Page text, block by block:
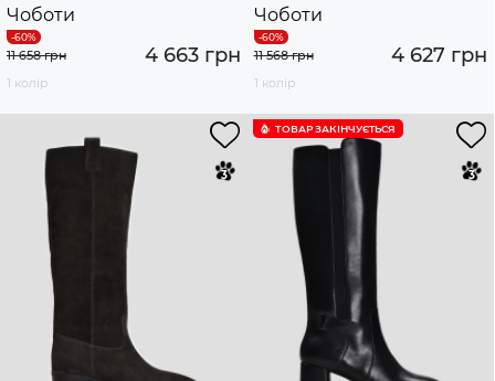
Чоботи
4 663 грн
11 658 грн
1 колір
Чоботи
4 627 грн
11 568 грн
1 колір
ТОВАР ЗАКІНЧУЄTЬСЯ